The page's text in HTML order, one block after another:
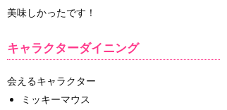
美味しかったです！
キャラクターダイニング
会えるキャラクター
ミッキーマウス